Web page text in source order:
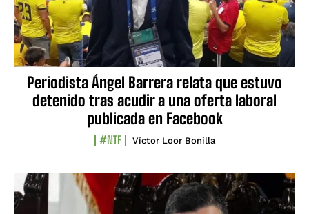
Periodista Ángel Barrera relata que estuvo
detenido tras acudir a una oferta laboral
publicada en Facebook
#NTF Víctor Loor Bonilla